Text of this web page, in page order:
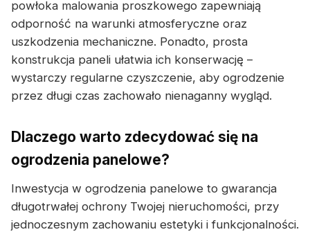
powłoka malowania proszkowego zapewniają
odporność na warunki atmosferyczne oraz
uszkodzenia mechaniczne. Ponadto, prosta
konstrukcja paneli ułatwia ich konserwację –
wystarczy regularne czyszczenie, aby ogrodzenie
przez długi czas zachowało nienaganny wygląd.
Dlaczego warto zdecydować się na
ogrodzenia panelowe?
Inwestycja w ogrodzenia panelowe to gwarancja
długotrwałej ochrony Twojej nieruchomości, przy
jednoczesnym zachowaniu estetyki i funkcjonalności.